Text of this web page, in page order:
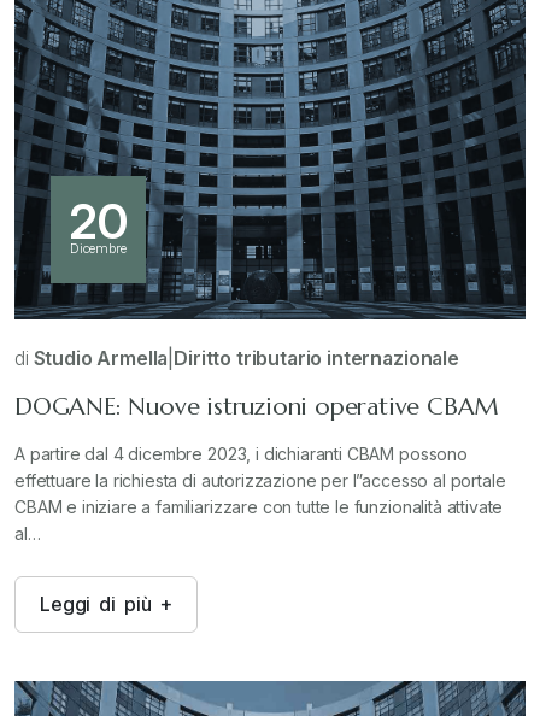
20
Dicembre
di Studio Armella Diritto tributario internazionale
DOGANE: Nuove istruzioni operative CBAM
A partire dal 4 dicembre 2023, i dichiaranti CBAM possono
effettuare la richiesta di autorizzazione per l”accesso al portale
CBAM e iniziare a familiarizzare con tutte le funzionalità attivate
al…
Leggi di più +